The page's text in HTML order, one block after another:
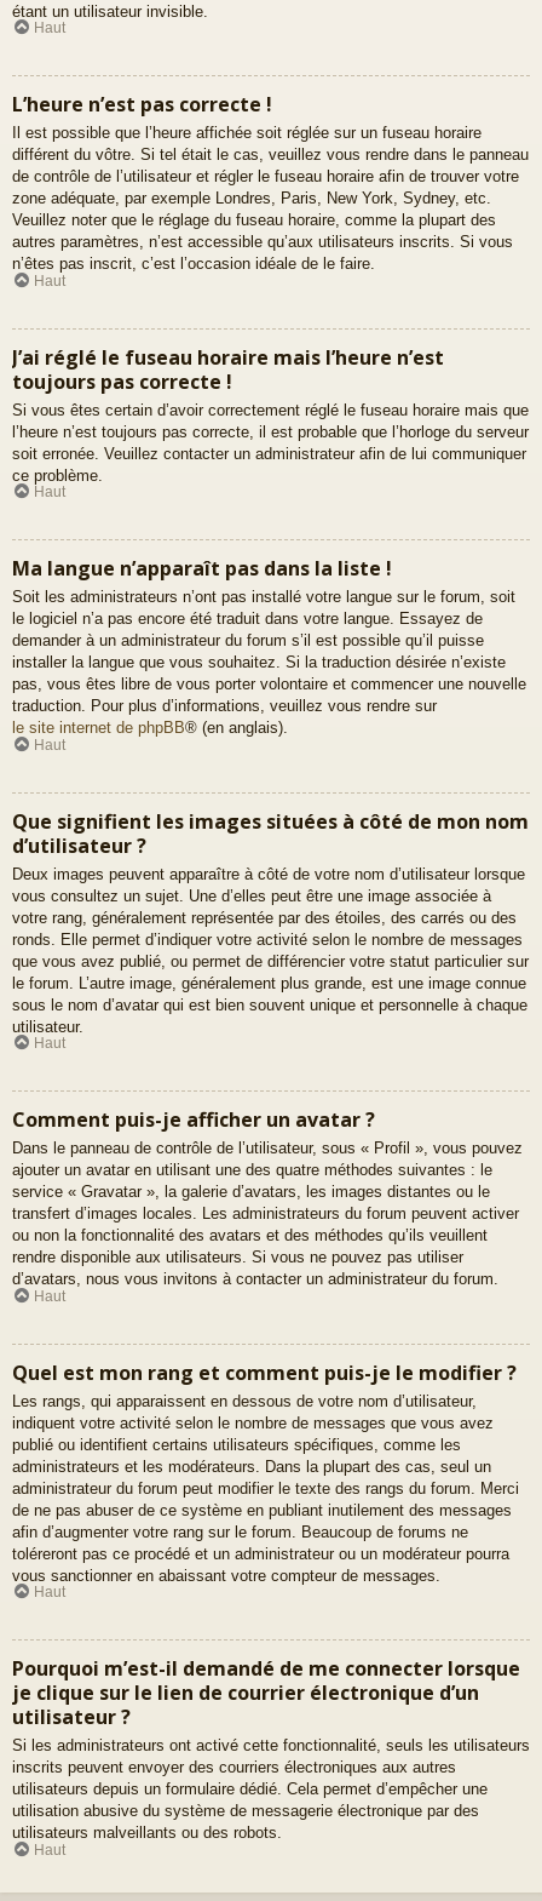
étant un utilisateur invisible.
Haut
L’heure n’est pas correcte !
Il est possible que l’heure affichée soit réglée sur un fuseau horaire
différent du vôtre. Si tel était le cas, veuillez vous rendre dans le panneau
de contrôle de l’utilisateur et régler le fuseau horaire afin de trouver votre
zone adéquate, par exemple Londres, Paris, New York, Sydney, etc.
Veuillez noter que le réglage du fuseau horaire, comme la plupart des
autres paramètres, n’est accessible qu’aux utilisateurs inscrits. Si vous
n’êtes pas inscrit, c’est l’occasion idéale de le faire.
Haut
J’ai réglé le fuseau horaire mais l’heure n’est
toujours pas correcte !
Si vous êtes certain d’avoir correctement réglé le fuseau horaire mais que
l’heure n’est toujours pas correcte, il est probable que l’horloge du serveur
soit erronée. Veuillez contacter un administrateur afin de lui communiquer
ce problème.
Haut
Ma langue n’apparaît pas dans la liste !
Soit les administrateurs n’ont pas installé votre langue sur le forum, soit
le logiciel n’a pas encore été traduit dans votre langue. Essayez de
demander à un administrateur du forum s’il est possible qu’il puisse
installer la langue que vous souhaitez. Si la traduction désirée n’existe
pas, vous êtes libre de vous porter volontaire et commencer une nouvelle
traduction. Pour plus d’informations, veuillez vous rendre sur
le site internet de phpBB® (en anglais).
Haut
Que signifient les images situées à côté de mon nom
d’utilisateur ?
Deux images peuvent apparaître à côté de votre nom d’utilisateur lorsque
vous consultez un sujet. Une d’elles peut être une image associée à
votre rang, généralement représentée par des étoiles, des carrés ou des
ronds. Elle permet d’indiquer votre activité selon le nombre de messages
que vous avez publié, ou permet de différencier votre statut particulier sur
le forum. L’autre image, généralement plus grande, est une image connue
sous le nom d’avatar qui est bien souvent unique et personnelle à chaque
utilisateur.
Haut
Comment puis-je afficher un avatar ?
Dans le panneau de contrôle de l’utilisateur, sous « Profil », vous pouvez
ajouter un avatar en utilisant une des quatre méthodes suivantes : le
service « Gravatar », la galerie d’avatars, les images distantes ou le
transfert d’images locales. Les administrateurs du forum peuvent activer
ou non la fonctionnalité des avatars et des méthodes qu’ils veuillent
rendre disponible aux utilisateurs. Si vous ne pouvez pas utiliser
d’avatars, nous vous invitons à contacter un administrateur du forum.
Haut
Quel est mon rang et comment puis-je le modifier ?
Les rangs, qui apparaissent en dessous de votre nom d’utilisateur,
indiquent votre activité selon le nombre de messages que vous avez
publié ou identifient certains utilisateurs spécifiques, comme les
administrateurs et les modérateurs. Dans la plupart des cas, seul un
administrateur du forum peut modifier le texte des rangs du forum. Merci
de ne pas abuser de ce système en publiant inutilement des messages
afin d’augmenter votre rang sur le forum. Beaucoup de forums ne
toléreront pas ce procédé et un administrateur ou un modérateur pourra
vous sanctionner en abaissant votre compteur de messages.
Haut
Pourquoi m’est-il demandé de me connecter lorsque
je clique sur le lien de courrier électronique d’un
utilisateur ?
Si les administrateurs ont activé cette fonctionnalité, seuls les utilisateurs
inscrits peuvent envoyer des courriers électroniques aux autres
utilisateurs depuis un formulaire dédié. Cela permet d’empêcher une
utilisation abusive du système de messagerie électronique par des
utilisateurs malveillants ou des robots.
Haut